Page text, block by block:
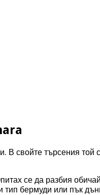
В свойте търсения
се да разбия
тип бермуди или пък